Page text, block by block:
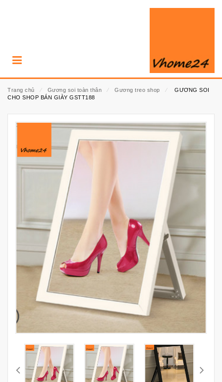
Trang chủ ⁄ Gương soi toàn thân ⁄ Gương treo shop ⁄
GƯƠNG SOI
CHO SHOP BÁN GIÀY GSTT188